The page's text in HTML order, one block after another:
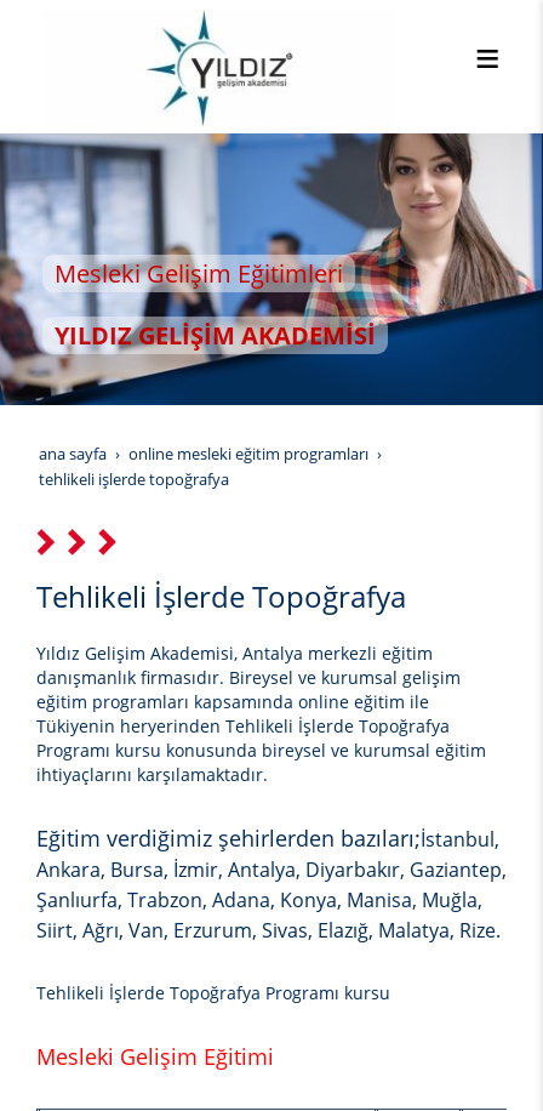
Eğitimleri
AKADEMİSİ
ana sayfa
online mesleki eğitim programları
tehlikeli i̇şlerde topoğrafya
Tehlikeli İşlerde Topoğrafya
Yıldız Gelişim Akademisi, Antalya merkezli eğitim
danışmanlık firmasıdır. Bireysel ve kurumsal gelişim
eğitim programları kapsamında online eğitim ile
Tükiyenin heryerinden Tehlikeli İşlerde Topoğrafya
Programı kursu konusunda bireysel ve kurumsal eğitim
ihtiyaçlarını karşılamaktadır.
Eğitim verdiğimiz şehirlerden bazıları;İstanbul,
Ankara, Bursa, İzmir, Antalya, Diyarbakır, Gaziantep,
Şanlıurfa, Trabzon, Adana, Konya, Manisa, Muğla,
Siirt, Ağrı, Van, Erzurum, Sivas, Elazığ, Malatya, Rize.
Tehlikeli İşlerde Topoğrafya Programı kursu
Mesleki Gelişim Eğitimi